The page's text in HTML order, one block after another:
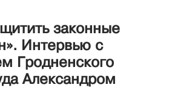
законные
Интервью с
Гродненского
Александром